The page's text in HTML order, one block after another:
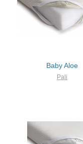
Baby Aloe
Pali